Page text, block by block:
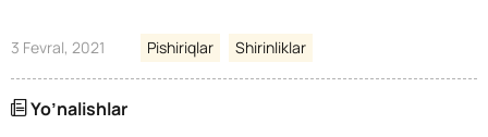
3 Fevral, 2021 Pishiriqlar Shirinliklar
Yo’nalishlar